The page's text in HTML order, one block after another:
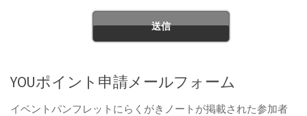
YOUポイント申請メールフォーム
イベントパンフレットにらくがきノートが掲載された参加者